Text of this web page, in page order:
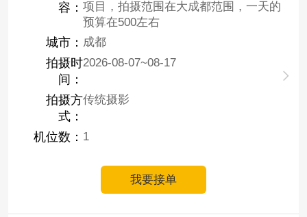
容： 项目，拍摄范围在大成都范围，一天的
预算在500左右
城市： 成都
拍摄时
间：
2026-08-07~08-17
拍摄方
式：
传统摄影
机位数： 1
我要接单